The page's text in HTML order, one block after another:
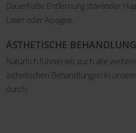
Dauerhafte Entfernung störender
Laser oder Apogee.
ÄSTHETISCHE
Natürlich führen wir auch alle
ästhetischen Behandlungen in
durch.